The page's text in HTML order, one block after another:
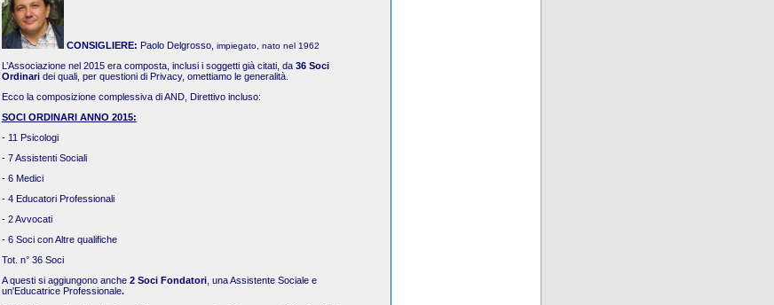
CONSIGLIERE: Paolo Delgrosso, impiegato, nato nel 1962
L’Associazione nel 2015 era composta, inclusi i soggetti già citati, da 36 Soci
Ordinari dei quali, per questioni di Privacy, omettiamo le generalità.
Ecco la composizione complessiva di AND, Direttivo incluso:
SOCI ORDINARI ANNO 2015:
- 11 Psicologi
- 7 Assistenti Sociali
- 6 Medici
- 4 Educatori Professionali
- 2 Avvocati
- 6 Soci con Altre qualifiche
Tot. n° 36 Soci
A questi si aggiungono anche 2 Soci Fondatori, una Assistente Sociale e
un'Educatrice Professionale.